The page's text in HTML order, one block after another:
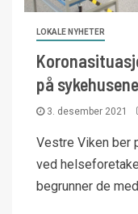
LOKALE NYHETER
på sykehusene
3. desember 2021
Vestre Viken ber
ved
begrunner de